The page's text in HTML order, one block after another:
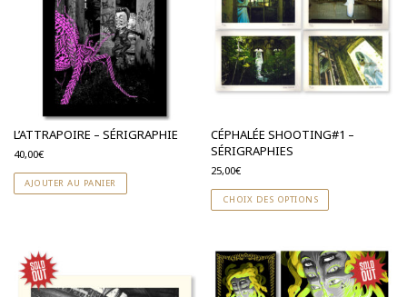
L’ATTRAPOIRE – SÉRIGRAPHIE
40,00€
AJOUTER AU PANIER
CÉPHALÉE SHOOTING#1 –
SÉRIGRAPHIES
25,00€
CHOIX DES OPTIONS